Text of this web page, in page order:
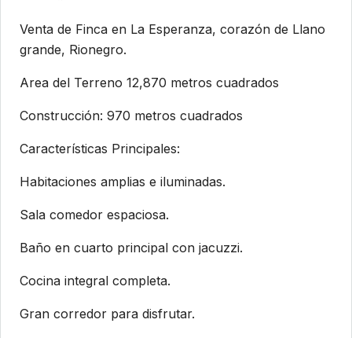
Venta de Finca en La Esperanza, corazón de Llano
grande, Rionegro.
Area del Terreno 12,870 metros cuadrados
Construcción: 970 metros cuadrados
Características Principales:
Habitaciones amplias e iluminadas.
Sala comedor espaciosa.
Baño en cuarto principal con jacuzzi.
Cocina integral completa.
Gran corredor para disfrutar.